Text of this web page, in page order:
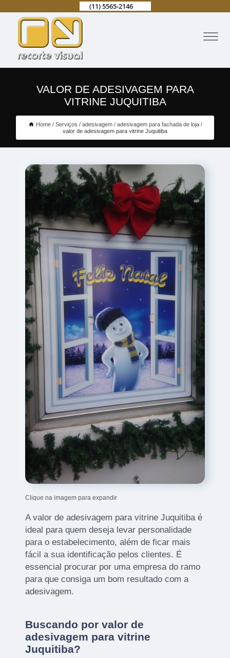
(11) 5565-2146
VALOR DE ADESIVAGEM PARA
VITRINE JUQUITIBA
Home Serviços adesivagem
adesivagem para fachada de loja
valor de adesivagem para vitrine Juquitiba
Clique na imagem para expandir
A valor de adesivagem para vitrine Juquitiba é
ideal para quem deseja levar personalidade
para o estabelecimento, além de ficar mais
fácil a sua identificação pelos clientes. É
essencial procurar por uma empresa do ramo
para que consiga um bom resultado com a
adesivagem.
Buscando por valor de
adesivagem para vitrine
Juquitiba?